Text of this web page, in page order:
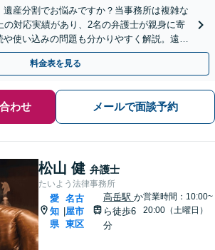
遺産分割でお悩みですか？当事務所は複雑な
の対応実績があり、2名の弁護士が親身に寄
使い込みの問題も分かりやすく解説。遠方
可能。LINE予約受付中。
料金表を見る
わせ メールで面談予約
松山 健 弁護士
たいよう法律事務所
愛
知
県
名古
屋市
東区
高岳駅 か
ら徒歩6
分
営業時間：10:00~
20:00（土曜日）